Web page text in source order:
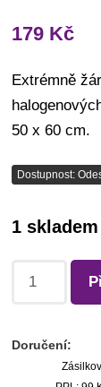
179 Kč
Extrémně
50 x 60 cm.
Dostupnost:
1 skladem
Doručení: